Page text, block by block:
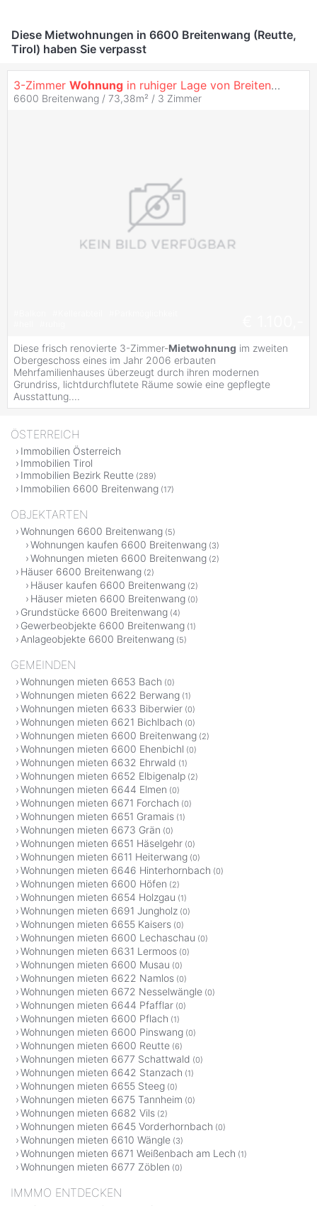
Diese Mietwohnungen in 6600 Breitenwang (Reutte,
Tirol) haben Sie verpasst
3-Zimmer Wohnung in ruhiger Lage von Breitenwang
6600 Breitenwang / 73,38m² / 3 Zimmer
Diese frisch renovierte 3-Zimmer-Mietwohnung im zweiten
Obergeschoss eines im Jahr 2006 erbauten
Mehrfamilienhauses überzeugt durch ihren modernen
Grundriss, lichtdurchflutete Räume sowie eine gepflegte
Ausstattung....
ÖSTERREICH
Immobilien Österreich
Immobilien Tirol
Immobilien Bezirk Reutte (289)
Immobilien 6600 Breitenwang (17)
OBJEKTARTEN
Wohnungen 6600 Breitenwang (5)
Wohnungen kaufen 6600 Breitenwang (3)
Wohnungen mieten 6600 Breitenwang (2)
Häuser 6600 Breitenwang (2)
Häuser kaufen 6600 Breitenwang (2)
Häuser mieten 6600 Breitenwang (0)
Grundstücke 6600 Breitenwang (4)
Gewerbeobjekte 6600 Breitenwang (1)
Anlageobjekte 6600 Breitenwang (5)
GEMEINDEN
Wohnungen mieten 6653 Bach (0)
Wohnungen mieten 6622 Berwang (1)
Wohnungen mieten 6633 Biberwier (0)
Wohnungen mieten 6621 Bichlbach (0)
Wohnungen mieten 6600 Breitenwang (2)
Wohnungen mieten 6600 Ehenbichl (0)
Wohnungen mieten 6632 Ehrwald (1)
Wohnungen mieten 6652 Elbigenalp (2)
Wohnungen mieten 6644 Elmen (0)
Wohnungen mieten 6671 Forchach (0)
Wohnungen mieten 6651 Gramais (1)
Wohnungen mieten 6673 Grän (0)
Wohnungen mieten 6651 Häselgehr (0)
Wohnungen mieten 6611 Heiterwang (0)
Wohnungen mieten 6646 Hinterhornbach (0)
Wohnungen mieten 6600 Höfen (2)
Wohnungen mieten 6654 Holzgau (1)
Wohnungen mieten 6691 Jungholz (0)
Wohnungen mieten 6655 Kaisers (0)
Wohnungen mieten 6600 Lechaschau (0)
Wohnungen mieten 6631 Lermoos (0)
Wohnungen mieten 6600 Musau (0)
Wohnungen mieten 6622 Namlos (0)
Wohnungen mieten 6672 Nesselwängle (0)
Wohnungen mieten 6644 Pfafflar (0)
Wohnungen mieten 6600 Pflach (1)
Wohnungen mieten 6600 Pinswang (0)
Wohnungen mieten 6600 Reutte (6)
Wohnungen mieten 6677 Schattwald (0)
Wohnungen mieten 6642 Stanzach (1)
Wohnungen mieten 6655 Steeg (0)
Wohnungen mieten 6675 Tannheim (0)
Wohnungen mieten 6682 Vils (2)
Wohnungen mieten 6645 Vorderhornbach (0)
Wohnungen mieten 6610 Wängle (3)
Wohnungen mieten 6671 Weißenbach am Lech (1)
Wohnungen mieten 6677 Zöblen (0)
IMMMO ENTDECKEN